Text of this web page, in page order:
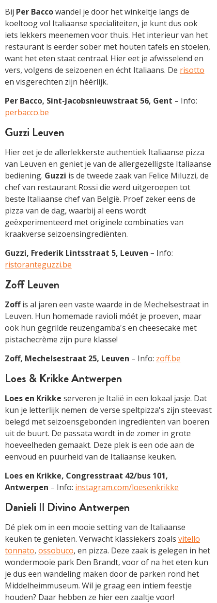
Bij Per Baccowandel je door het winkeltje langs de
koeltoog vol Italiaanse specialiteiten, je kunt dus ook
iets lekkers meenemen voor thuis. Het interieur van het
restaurant is eerder sober met houten tafels en stoelen,
want het eten staat centraal. Hier eet je afwisselend en
vers, volgens de seizoenen en écht Italiaans. De risotto
en visgerechten zijn héérlijk.
Per Bacco, Sint-Jacobsnieuwstraat 56, Gent – Info:
perbacco.be
Guzzi Leuven
Hier eet je de allerlekkerste authentiek Italiaanse pizza
van Leuven en geniet je van de allergezelligste Italiaanse
bediening. Guzzi is de tweede zaak van Felice Miluzzi, de
chef van restaurant Rossi die werd uitgeroepen tot
beste Italiaanse chef van België. Proef zeker eens de
pizza van de dag, waarbij al eens wordt
geëxperimenteerd met originele combinaties van
kraakverse seizoensingrediënten.
Guzzi, Frederik Lintsstraat 5, Leuven – Info:
ristoranteguzzi.be
Zoff Leuven
Zoffis al jaren een vaste waarde in de Mechelsestraat in
Leuven. Hun homemade ravioli móét je proeven, maar
ook hun gegrilde reuzengamba's en cheesecake met
pistachecrème zijn pure klasse!
Zoff, Mechelsestraat 25, Leuven – Info: zoff.be
Loes & Krikke Antwerpen
Loes en Krikke serveren je Italië in een lokaal jasje. Dat
kun je letterlijk nemen: de verse speltpizza's zijn steevast
belegd met seizoensgebonden ingrediënten van boeren
uit de buurt. De passata wordt in de zomer in grote
hoeveelheden gemaakt. Deze plek is een ode aan de
eenvoud en puurheid van de Italiaanse keuken.
Loes en Krikke, Congresstraat 42/bus 101,
Antwerpen – Info: instagram.com/loesenkrikke
Danieli Il Divino Antwerpen
Dé plek om in een mooie setting van de Italiaanse
keuken te genieten. Verwacht klassiekers zoals vitello
tonnato, ossobuco, en pizza. Deze zaak is gelegen in het
wondermooie park Den Brandt, voor of na het eten kun
je dus een wandeling maken door de parken rond het
Middelheimmuseum. Wil je graag een intiem feestje
houden? Daar hebben ze hier een zaaltje voor!